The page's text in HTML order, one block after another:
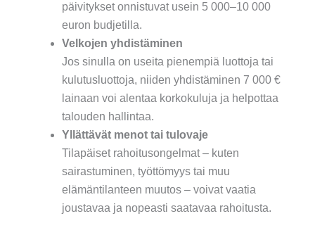
päivitykset onnistuvat usein 5 000–10 000
euron budjetilla.
Velkojen yhdistäminen
Jos sinulla on useita pienempiä luottoja tai
kulutusluottoja, niiden yhdistäminen 7 000 €
lainaan voi alentaa korkokuluja ja helpottaa
talouden hallintaa.
Yllättävät menot tai tulovaje
Tilapäiset rahoitusongelmat – kuten
sairastuminen, työttömyys tai muu
elämäntilanteen muutos – voivat vaatia
joustavaa ja nopeasti saatavaa rahoitusta.